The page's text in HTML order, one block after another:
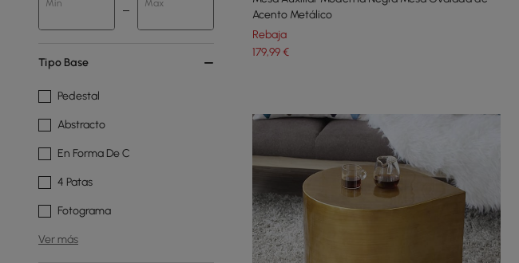
Min Max
Tipo Base
Pedestal
Abstracto
En Forma De C
4 Patas
Fotograma
Ver más
Acento Metálico
Rebaja
179,99€